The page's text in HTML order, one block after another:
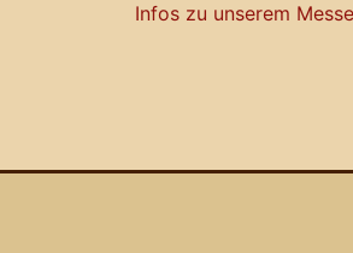
Infos zu unserem